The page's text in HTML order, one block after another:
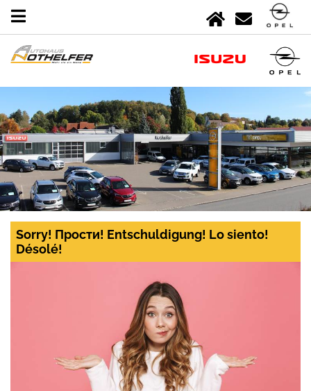
Sorry! Прости! Entschuldigung! Lo siento!
Désolé!